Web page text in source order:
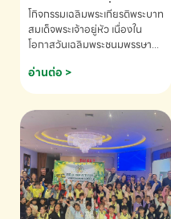
พระเจ้าอยู่หัว เนื่องใน
โอกาสวันเฉลิม
พระชนมพรรษา
โกิจกรรมเฉลิมพระเกียรติพระบาท
สมเด็จพระเจ้าอยู่หัว เนื่องใน
โอกาสวันเฉลิมพระชนมพรรษา
ข้อมูลเพิ่มเติม โทร. 075-691910
อ่านต่อ >